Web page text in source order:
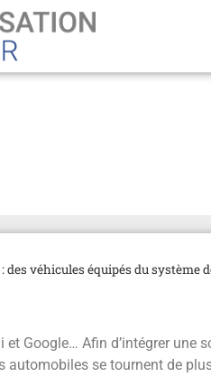
des véhicules équipés du système
et Google… Afin d’intégrer une
automobiles se tournent de